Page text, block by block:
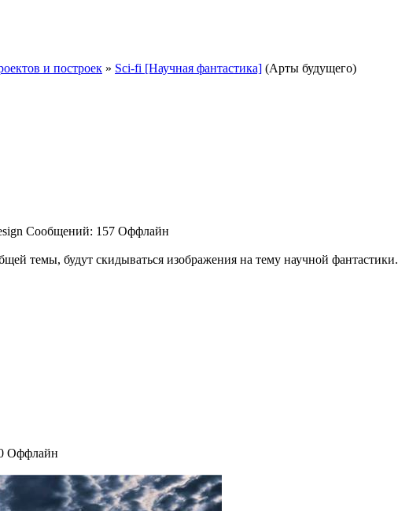
и построек » Sci-fi [Научная фантастика] (Арты будущего)
Сообщений: 157 Оффлайн
темы, будут скидываться изображения на тему научной фантастики.
Оффлайн